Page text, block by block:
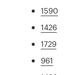
1590
1426
1729
961